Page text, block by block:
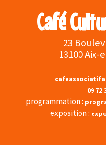
Café
23
13100
09 72
programmation :
exposition :